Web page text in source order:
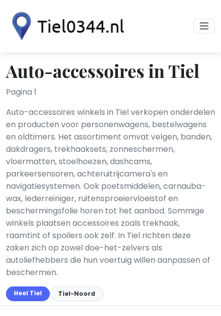
Auto-accessoires in Tiel
Pagina 1
Auto-accessoires winkels in Tiel verkopen onderdelen
en producten voor personenwagens, bestelwagens
en oldtimers. Het assortiment omvat velgen, banden,
dakdragers, trekhaaksets, zonneschermen,
vloermatten, stoelhoezen, dashcams,
parkeersensoren, achteruitrijcamera's en
navigatiesystemen. Ook poetsmiddelen, carnauba-
wax, lederreiniger, ruitensproeiervloeistof en
beschermingsfolie horen tot het aanbod. Sommige
winkels plaatsen accessoires zoals trekhaak,
raamtint of spoilers ook zelf. In Tiel richten deze
zaken zich op zowel doe-het-zelvers als
autoliefhebbers die hun voertuig willen aanpassen of
beschermen.
Heel Tiel Tiel-Noord